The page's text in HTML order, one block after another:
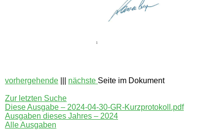
vorhergehende nächste Seite im Dokument
Zur letzten Suche
Diese Ausgabe – 2024-04-30-GR-Kurzprotokoll.pdf
Ausgaben dieses Jahres – 2024
Alle Ausgaben